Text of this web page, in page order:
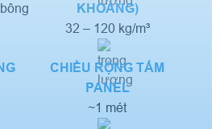
KHOÁNG)
32 – 120 kg/m³
CHIỀU RỘNG TẤM
PANEL
~1 mét